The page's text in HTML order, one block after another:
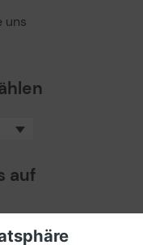
uns
auf